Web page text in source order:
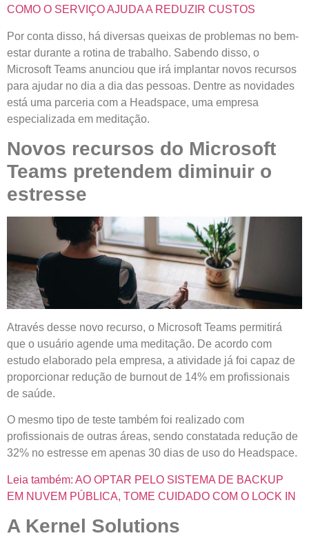
COMO O SERVIÇO AJUDA A REDUZIR CUSTOS
Por conta disso, há diversas queixas de problemas no bem-
estar durante a rotina de trabalho. Sabendo disso, o
Microsoft Teams anunciou que irá implantar novos recursos
para ajudar no dia a dia das pessoas. Dentre as novidades
está uma parceria com a Headspace, uma empresa
especializada em meditação.
Novos recursos do Microsoft
Teams pretendem diminuir o
estresse
Através desse novo recurso, o Microsoft Teams permitirá
que o usuário agende uma meditação. De acordo com
estudo elaborado pela empresa, a atividade já foi capaz de
proporcionar redução de burnout de 14% em profissionais
de saúde.
O mesmo tipo de teste também foi realizado com
profissionais de outras áreas, sendo constatada redução de
32% no estresse em apenas 30 dias de uso do Headspace.
Leia também: AO OPTAR PELO SISTEMA DE BACKUP
EM NUVEM PÚBLICA, TOME CUIDADO COM O LOCK IN
A Kernel Solutions